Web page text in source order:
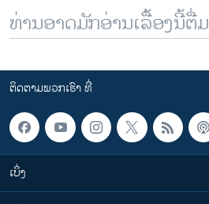
ທ່ານອາດມັກອ່ານເລື້ອງນີ້ຕື່ມ
ຕິດຕາມພວກເຮົາ ທີ່
ເບິ່ງ